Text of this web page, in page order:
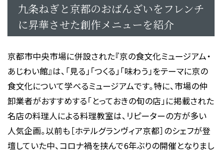
九条ねぎと京都のおばんざいをフレンチ
に昇華させた創作メニューを紹介
京都市中央市場に併設された『京の食文化ミュージアム・
あじわい館』は、「見る」「つくる」「味わう」をテーマに京の
食文化について学べるミュージアムです。特に、市場の仲
卸業者がおすすめする「とっておきの旬の店」に掲載された
名店の料理人による料理教室は、リピーターの方が多い
人気企画。以前も［ホテルグランヴィア京都］のシェフが登
壇していた中、コロナ禍を挟んで6年ぶりの開催となりまし